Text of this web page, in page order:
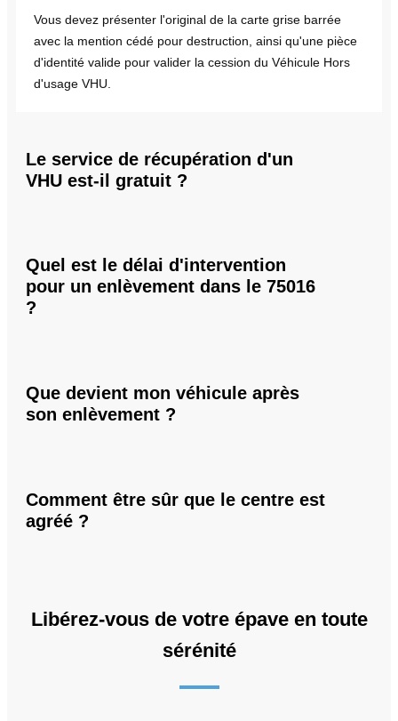
Vous devez présenter l'original de la carte grise barrée
avec la mention cédé pour destruction, ainsi qu'une pièce
d'identité valide pour valider la cession du Véhicule Hors
d'usage VHU.
Le service de récupération d'un
VHU est-il gratuit ?
Quel est le délai d'intervention
pour un enlèvement dans le 75016
?
Que devient mon véhicule après
son enlèvement ?
Comment être sûr que le centre est
agréé ?
Libérez-vous de votre épave en toute
sérénité